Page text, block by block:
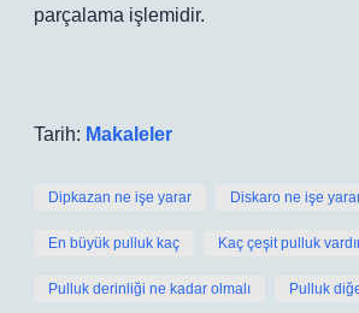
parçalama işlemidir.
Tarih: Makaleler
Dipkazan ne işe yarar Diskaro ne işe
En büyük pulluk kaç Kaç çeşit pulluk
Pulluk derinliği ne kadar olmalı Pulluk